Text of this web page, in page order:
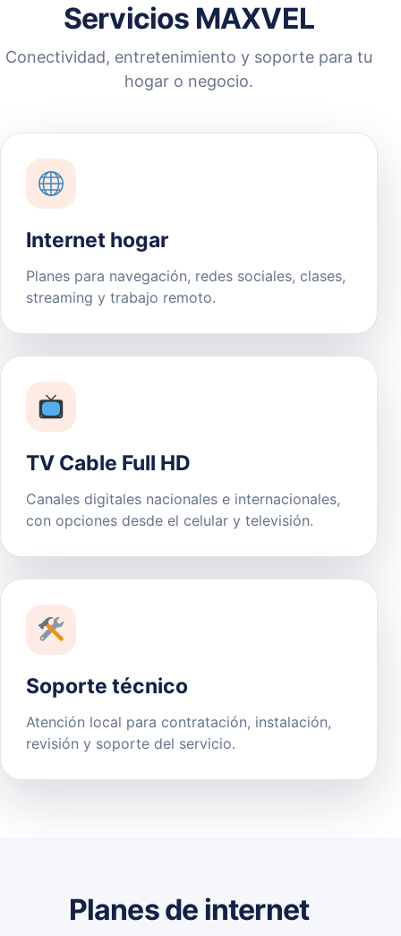
Servicios MAXVEL
Conectividad, entretenimiento y soporte para tu
hogar o negocio.
Internet hogar
Planes para navegación, redes sociales, clases,
streaming y trabajo remoto.
TV Cable Full HD
Canales digitales nacionales e internacionales,
con opciones desde el celular y televisión.
Soporte técnico
Atención local para contratación, instalación,
revisión y soporte del servicio.
Planes de internet